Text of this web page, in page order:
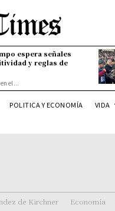
espera señales
y reglas de
el...
POLITICA Y ECONOMÍA VIDA
de Kirchner Economía